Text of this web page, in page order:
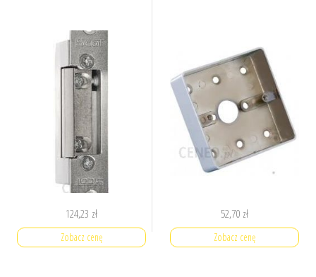
124,23 zł
Zobacz cenę
52,70 zł
Zobacz cenę